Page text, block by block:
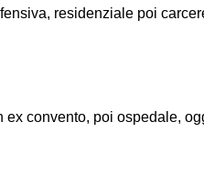
residenziale poi
convento, poi ospedale,